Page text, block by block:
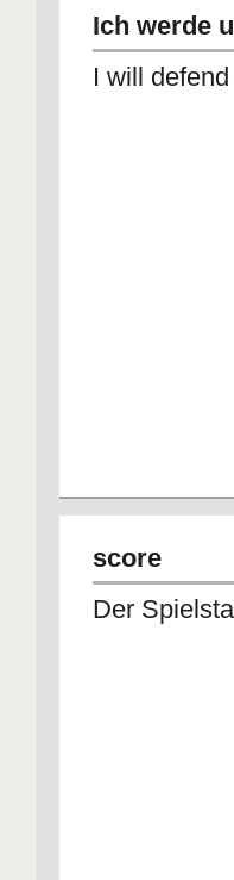
Ich werde
I will
score
Der